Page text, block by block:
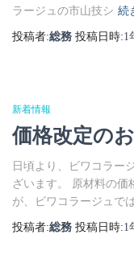
ラージュの市山技シ 続
投稿者:総務 投稿日時:1
新着情報
価格改定の
日頃より、ビワコラー
ざいます。 原材料の価
が、ビワコラージュで
投稿者:総務 投稿日時:1